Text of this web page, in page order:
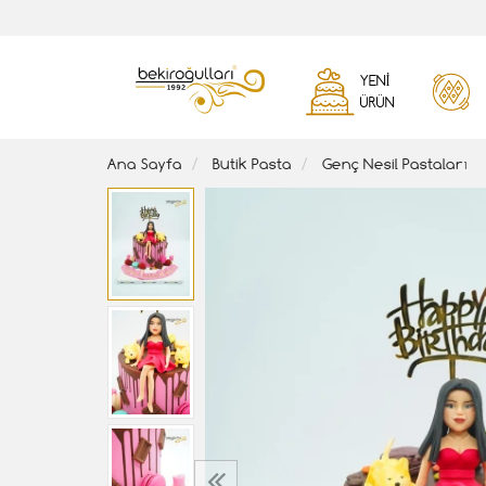
YENI
ÜRÜN
Ana Sayfa Butik Pasta Genç Nesil Pastaları